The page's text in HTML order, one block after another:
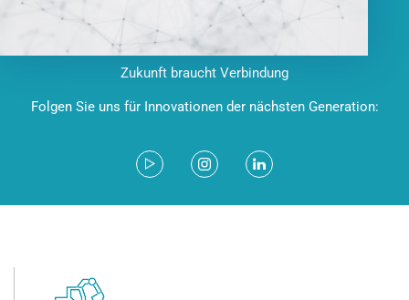
Zukunft braucht Verbindung
Folgen Sie uns für Innovationen der nächsten Generation: